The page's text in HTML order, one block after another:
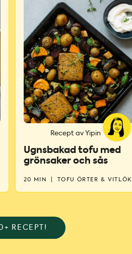
Recept av Yipin
Ugnsbakad tofu med
grönsaker och sås
20 MIN TOFU ÖRTER & VITLÖK
RECEPT!